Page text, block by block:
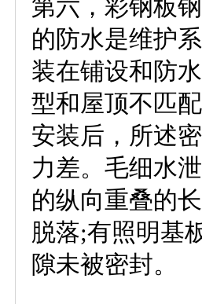
第六，彩钢板
的防水是维护
装在铺设和防
型和屋顶不匹
安装后，所述
力差。毛细水
的纵向重叠的
脱落;有照明基
隙未被密封。